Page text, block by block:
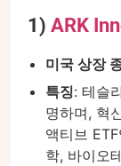
1) ARK
미국 상장
특징: 테슬
명하며, 혁
액티브
학, 바이오